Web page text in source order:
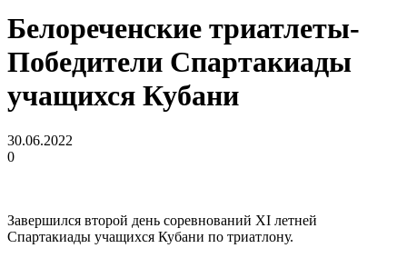
Белореченские триатлеты-
Победители Спартакиады
учащихся Кубани
30.06.2022
0
Завершился второй день соревнований XI летней
Спартакиады учащихся Кубани по триатлону.